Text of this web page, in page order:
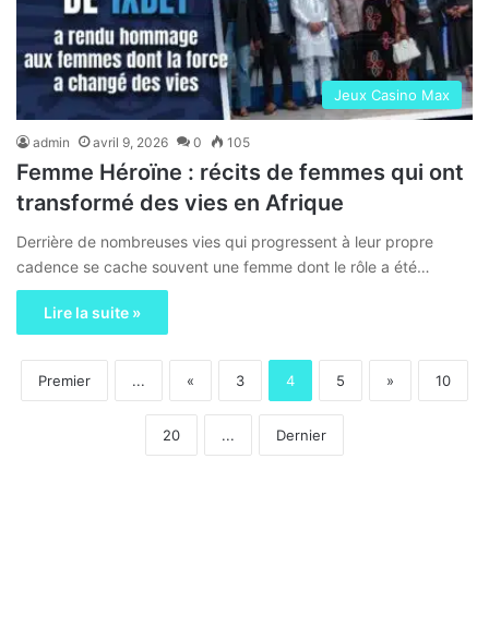
Jeux Casino Max
admin avril 9, 2026 0 105
Femme Héroïne : récits de femmes qui ont
transformé des vies en Afrique
Derrière de nombreuses vies qui progressent à leur propre
cadence se cache souvent une femme dont le rôle a été…
Lire la suite »
Premier ... « 3 4 5 » 10
20 ... Dernier